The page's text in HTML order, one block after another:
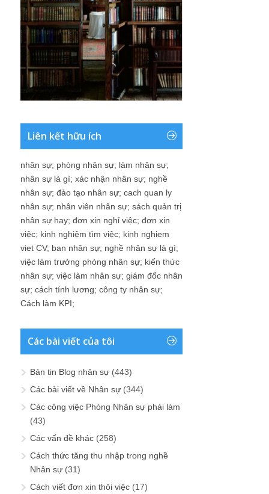
Liên kết hữu ích
nhân sự; phòng nhân sự; làm nhân sự;
nhân sự là gì; xác nhận nhân sự; nghề
nhân sự; đào tạo nhân sự; cach quan ly
nhân sự; nhân viên nhân sự; sách quản trị
nhân sự hay; đơn xin nghỉ việc; đơn xin
việc; kinh nghiệm tìm việc; kinh nghiem
viet CV; ban nhân sự; nghề nhân sự là gì;
việc làm trưởng phòng nhân sự; kiến thức
nhân sự; việc làm nhân sự; giám đốc nhân
sự; cách tính lương; công ty nhân sự;
Cách làm KPI;
Các bài viết của tôi
Bản tin Blog nhân sự (443)
Các bài viết về Nhân sự (344)
Các công việc Phòng Nhân sự phải làm
(43)
Các vấn đề khác (258)
Cách thức tăng thu nhập trong nghề
Nhân sự (31)
Cách viết đơn xin thôi việc (17)